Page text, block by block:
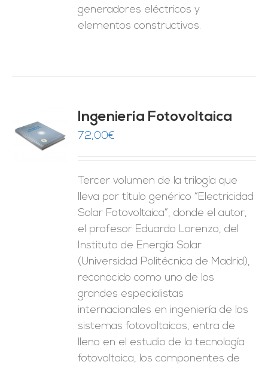
generadores eléctricos y
elementos constructivos.
Ingeniería Fotovoltaica
72,00€
Tercer volumen de la trilogía que
lleva por título genérico “Electricidad
Solar Fotovoltaica”, donde el autor,
el profesor Eduardo Lorenzo, del
Instituto de Energía Solar
(Universidad Politécnica de Madrid),
reconocido como uno de los
grandes especialistas
internacionales en ingeniería de los
sistemas fotovoltaicos, entra de
lleno en el estudio de la tecnología
fotovoltaica, los componentes de